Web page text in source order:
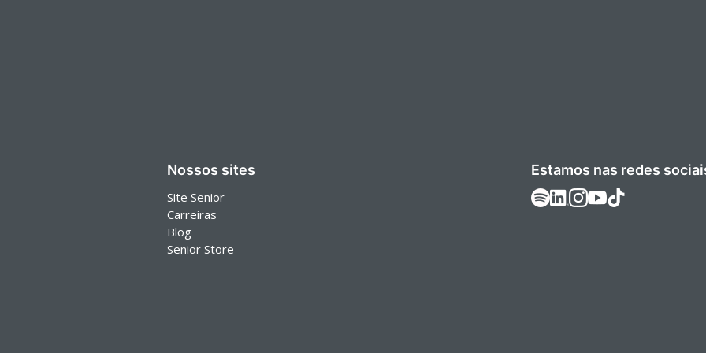
Nossos sites
Site Senior
Carreiras
Blog
Senior Store
Estamos nas redes